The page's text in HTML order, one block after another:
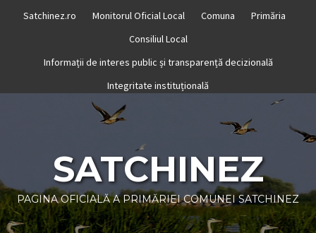
Satchinez.ro Monitorul Oficial Local Comuna
Primăria
Consiliul Local
Informații de interes public și transparență decizională
Integritate instituțională
SATCHINEZ
PAGINA OFICIALĂ A PRIMĂRIEI COMUNEI SATCHINEZ